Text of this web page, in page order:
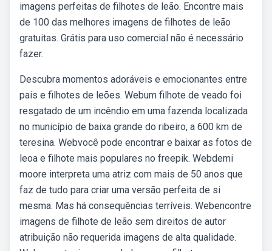
imagens perfeitas de filhotes de leão. Encontre mais
de 100 das melhores imagens de filhotes de leão
gratuitas. Grátis para uso comercial não é necessário
fazer.
Descubra momentos adoráveis e emocionantes entre
pais e filhotes de leões. Webum filhote de veado foi
resgatado de um incêndio em uma fazenda localizada
no município de baixa grande do ribeiro, a 600 km de
teresina. Webvocê pode encontrar e baixar as fotos de
leoa e filhote mais populares no freepik. Webdemi
moore interpreta uma atriz com mais de 50 anos que
faz de tudo para criar uma versão perfeita de si
mesma. Mas há consequências terríveis. Webencontre
imagens de filhote de leão sem direitos de autor
atribuição não requerida imagens de alta qualidade.